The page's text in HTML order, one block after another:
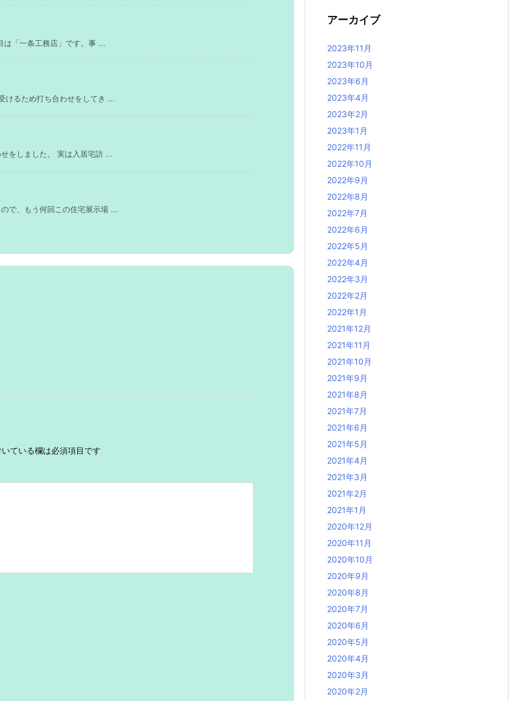
は「一条工務店」です。事 ...
けるため打ち合わせをしてき ...
をしました。 実は入居宅訪 ...
で、もう何回この住宅展示場 ...
ている欄は必須項目です
アーカイブ
2023年11月
2023年10月
2023年6月
2023年4月
2023年2月
2023年1月
2022年11月
2022年10月
2022年9月
2022年8月
2022年7月
2022年6月
2022年5月
2022年4月
2022年3月
2022年2月
2022年1月
2021年12月
2021年11月
2021年10月
2021年9月
2021年8月
2021年7月
2021年6月
2021年5月
2021年4月
2021年3月
2021年2月
2021年1月
2020年12月
2020年11月
2020年10月
2020年9月
2020年8月
2020年7月
2020年6月
2020年5月
2020年4月
2020年3月
2020年2月